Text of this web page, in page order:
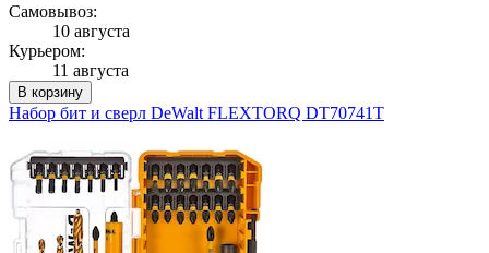
Самовывоз:
10 августа
Курьером:
11 августа
В корзину
Набор бит и сверл DeWalt FLEXTORQ DT70741T